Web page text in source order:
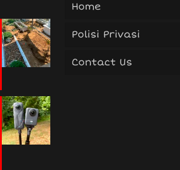
Home
Polisi Privasi
Contact Us